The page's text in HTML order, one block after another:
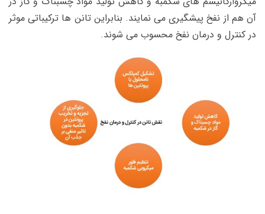
آن هم از نفخ پیشگیری می نمایند. بنابراین تانن ها ترکیباتی موثر
در کنترل و درمان نفخ محسوب می شوند.